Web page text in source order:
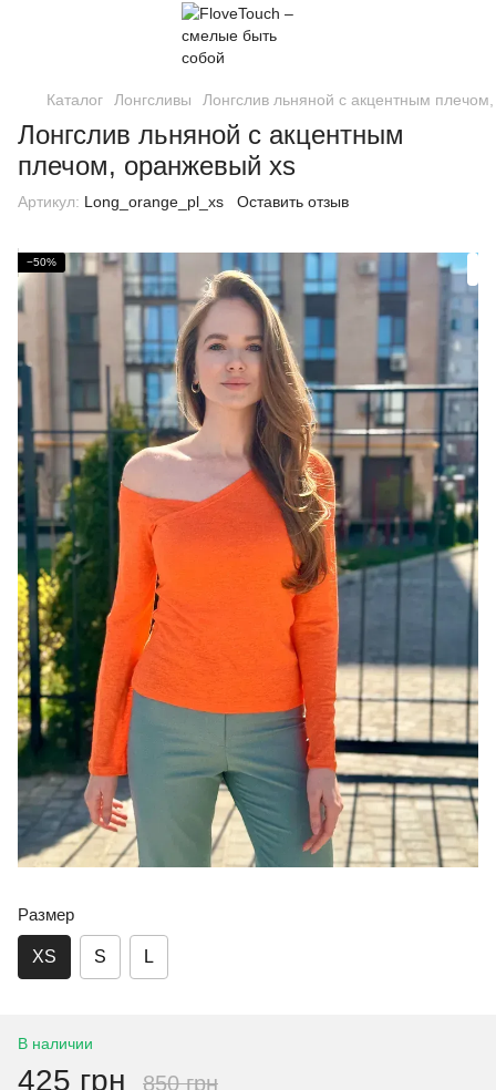
Каталог Лонгсливы Лонгслив льняной с акцентным
Лонгслив льняной с акцентным
плечом, оранжевый xs
Артикул: Long_orange_pl_xs Оставить отзыв
−50%
Размер
XS S L
В наличии
425 грн 850 грн